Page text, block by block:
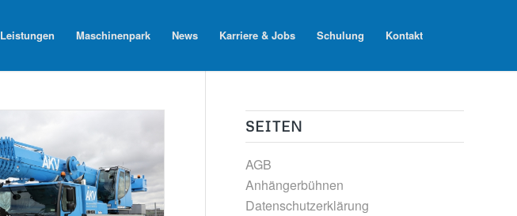
Leistungen Maschinenpark News Karriere & Jobs Schulung Kontakt
SEITEN
AGB
Anhängerbühnen
Datenschutzerklärung